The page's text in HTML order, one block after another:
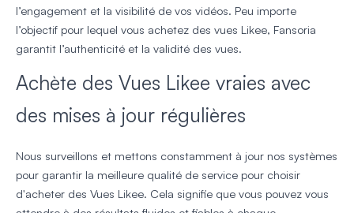
l’engagement et la visibilité de vos vidéos. Peu importe
l’objectif pour lequel vous achetez des vues Likee, Fansoria
garantit l’authenticité et la validité des vues.
Achète des Vues Likee vraies avec
des mises à jour régulières
Nous surveillons et mettons constamment à jour nos systèmes
pour garantir la meilleure qualité de service pour choisir
d'acheter des Vues Likee. Cela signifie que vous pouvez vous